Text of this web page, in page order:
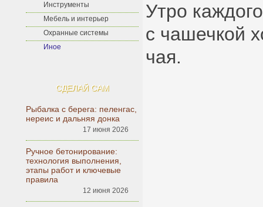
Инструменты
Мебель и интерьер
Охранные системы
Иное
СДЕЛАЙ САМ
Рыбалка с берега: пеленгас,
нереис и дальняя донка
17 июня 2026
Ручное бетонирование:
технология выполнения,
этапы работ и ключевые
правила
12 июня 2026
Утро
с чашечкой
чая.